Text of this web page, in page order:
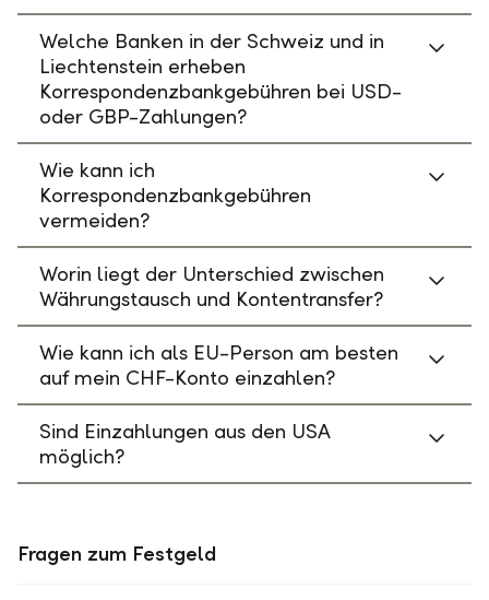
Welche Banken in der Schweiz und in
Liechtenstein erheben
Korrespondenzbankgebühren bei USD-
oder GBP-Zahlungen?
Wie kann ich
Korrespondenzbankgebühren
vermeiden?
Worin liegt der Unterschied zwischen
Währungstausch und Kontentransfer?
Wie kann ich als EU-Person am besten
auf mein CHF-Konto einzahlen?
Sind Einzahlungen aus den USA
möglich?
Fragen zum Festgeld